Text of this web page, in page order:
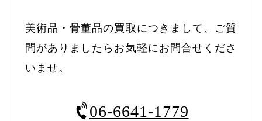
美術品・骨董品の買取につきまして、ご質
問がありましたらお気軽にお問合せくださ
いませ。
06-6641-1779